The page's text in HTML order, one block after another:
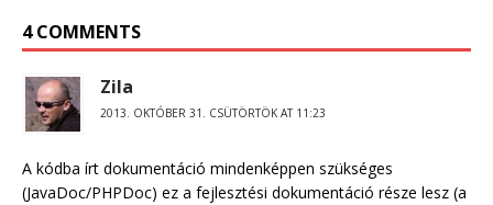
4 COMMENTS
Zila
2013. OKTÓBER 31. CSÜTÖRTÖK AT 11:23
A kódba írt dokumentáció mindenképpen szükséges
(JavaDoc/PHPDoc) ez a fejlesztési dokumentáció része lesz (a